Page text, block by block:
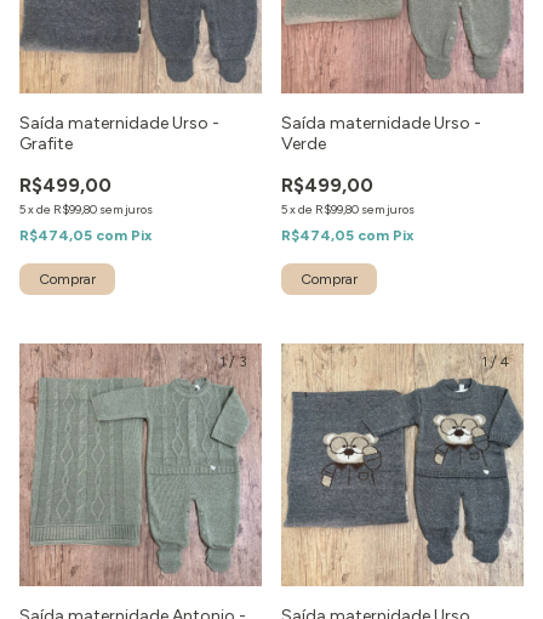
Saída maternidade Urso -
Grafite
R$499,00
5xde R$99,80 sem juros
R$474,05 com Pix
Comprar
Saída maternidade Urso -
Verde
R$499,00
5xde R$99,80 sem juros
R$474,05 com Pix
Comprar
1/3 1/4